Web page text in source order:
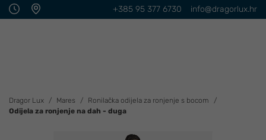
info@dragorlux.hr
+385 95 377 6730
Dragor Lux Mares
Ronilačka odijela za ronjenje s bocom
Odijela za ronjenje na dah - duga